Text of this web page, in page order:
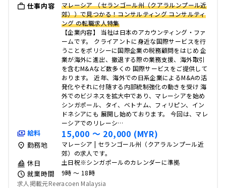
仕事内容
マレーシア （セランゴール州（クアラルンプール近
郊））で見つかる！コンサルティング コンサルティ
ング の転職求人特集
【企業内容】 当社は日本のアカウンティング・ファ
ームです。 クライアントに身近な国際サービスを行
うことをポリシーに国際企業の税務顧問をはじめ 企
業が海外に進出、撤退する際の業務支援、海外取引
を含むM&Aなど数多くの 国際サービスをご提供して
おります。 近年、海外での日系企業によるM&Aの活
発化やそれに付随する内部統制強化の動きを受け 海
外でのビジネスを拡大中であり、マレーシアを始め
シンガポール、タイ、ベトナム、フィリピン、イン
ドネシアにも 展開し始めております。 今回は、マレ
ーシアでのリレーシ…
給料 15,000 〜 20,000 (MYR)
勤務地
マレーシア | セランゴール州（クアラルンプール近
郊）の求人です。
休日 土日祝※シンガポールのカレンダーに準拠
就業時間
9時 〜 18時
求人掲載元Reeracoen Malaysia